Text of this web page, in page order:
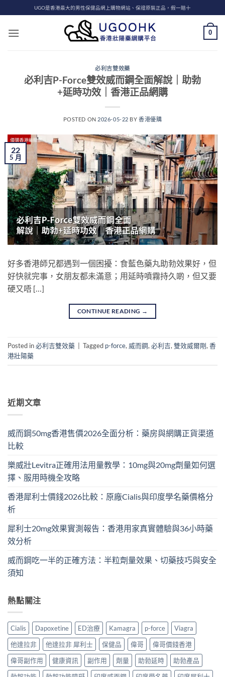
to
content
UGO是香港最大的男性保健品網上購物網站、保證原裝正品，假一賠十
0
必利吉雙效藥
必利吉P-Force雙效威而鋼全面解說｜助勃
+延時功效｜香港正品網購
POSTED ON 2026-05-22 BY香港優購
22
5 月
好多香港師兄都遇到一個困擾：食藍色藥丸助勃效果好，但
好快就完事，女朋友都未滿意；用延時噴霧持久啲，但又要
硬又唔 […]
CONTINUE READING →
Posted in必利吉雙效藥 Tagged p-force, 威而鋼,必利吉,雙效威爾剛,香
港壯陽藥
近期文章
威而鋼50mg香港售價2026全面分析：藥房與網購正貨渠道
比較
樂威壯Levitra正確用法用量教學：10mg與20mg劑量如何選
擇、服用時機全攻略
香港犀利士價錢2026比較：原廠Cialis與印度學名藥價格分
析
犀利士20mg效果實測報告：香港用家真實體驗與36小時藥
效分析
威而鋼吃一半的正確方法：半粒劑量效果、切藥技巧與安全
須知
熱點關注
Cialis Dapoxetine ED治療 Kamagra p-force
Viagra
他達拉非
他達拉非 犀利士 保健品 偉哥
偉哥價錢香港
偉哥副作用
健康資訊 副作用 劑量 助勃延時
助勃產品